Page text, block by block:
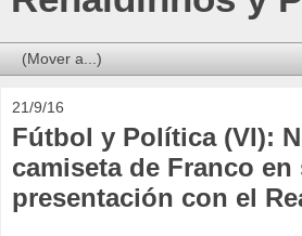
21/9/16
Fútbol y Política (VI):
camiseta de Franco en
presentación con el